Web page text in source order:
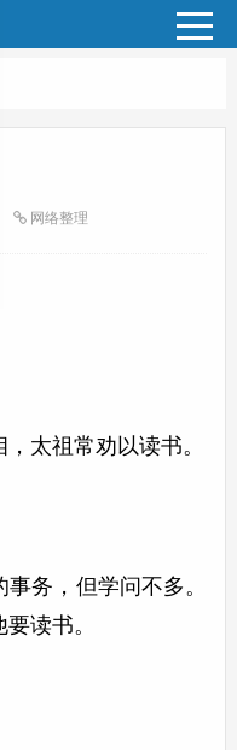
网络整理
太祖常劝以读书。
务，但学问不多。
读书。